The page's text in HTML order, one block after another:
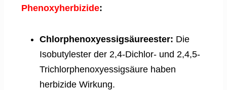
Phenoxyherbizide:
Chlorphenoxyessigsäureester: Die
Isobutylester der 2,4-Dichlor- und 2,4,5-
Trichlorphenoxyessigsäure haben
herbizide Wirkung.